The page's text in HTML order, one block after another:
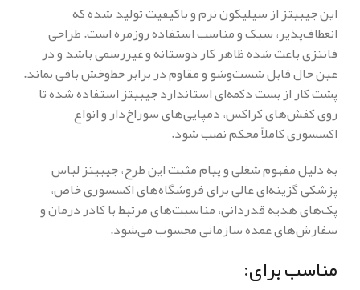
این جیبیتز از سیلیکون نرم و باکیفیت تولید شده که
انعطاف‌پذیر، سبک و مناسب استفاده روزمره است. طراحی
فانتزی باعث شده ظاهر کار دوستانه و غیررسمی باشد و در
عین حال قابل شست‌وشو و مقاوم در برابر خط‌وخش باقی بماند.
پشت کار از بست دکمه‌ای استاندارد جیبیتز استفاده شده تا
روی کفش‌های کراکس، دمپایی‌های سوراخ‌دار و انواع
اکسسوری کاملاً محکم نصب شود.
به دلیل مفهوم شغلی و پیام مثبت این طرح، جیبیتز لباس
پزشکی گزینه‌ای عالی برای فروشگاه‌های اکسسوری خاص،
پک‌های هدیه قدردانی، مناسبت‌های مرتبط با کادر درمان و
سفارش‌های عمده سازمانی محسوب می‌شود.
مناسب برای: